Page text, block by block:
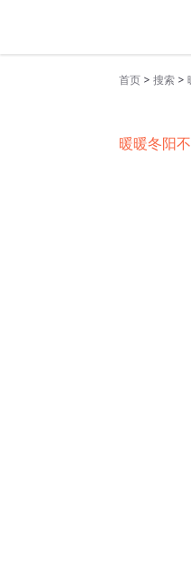
首页 > 搜索 >
暖暖冬阳